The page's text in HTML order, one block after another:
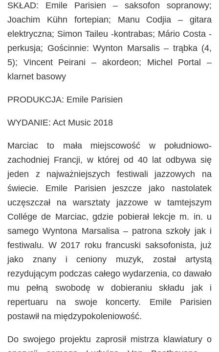
SKŁAD: Emile Parisien – saksofon sopranowy;
Joachim Kühn fortepian; Manu Codjia – gitara
elektryczna; Simon Taileu -kontrabas; Mário Costa -
perkusja; Gościnnie: Wynton Marsalis – trąbka (4,
5); Vincent Peirani – akordeon; Michel Portal –
klarnet basowy
PRODUKCJA: Emile Parisien
WYDANIE: Act Music 2018
Marciac to mała miejscowość w południowo-
zachodniej Francji, w której od 40 lat odbywa się
jeden z najważniejszych festiwali jazzowych na
świecie. Emile Parisien jeszcze jako nastolatek
uczęszczał na warsztaty jazzowe w tamtejszym
Collége de Marciac, gdzie pobierał lekcje m. in. u
samego Wyntona Marsalisa – patrona szkoły jak i
festiwalu. W 2017 roku francuski saksofonista, już
jako znany i ceniony muzyk, został artystą
rezydującym podczas całego wydarzenia, co dawało
mu pełną swobodę w dobieraniu składu jak i
repertuaru na swoje koncerty. Emile Parisien
postawił na międzypokoleniowość.
Do swojego projektu zaprosił mistrza klawiatury o